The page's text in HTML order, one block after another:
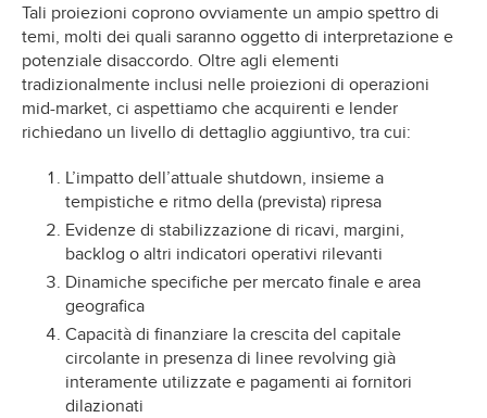
Tali proiezioni coprono ovviamente un ampio spettro di
temi, molti dei quali saranno oggetto di interpretazione e
potenziale disaccordo. Oltre agli elementi
tradizionalmente inclusi nelle proiezioni di operazioni
mid-market, ci aspettiamo che acquirenti e lender
richiedano un livello di dettaglio aggiuntivo, tra cui:
L’impatto dell’attuale shutdown, insieme a
tempistiche e ritmo della (prevista) ripresa
Evidenze di stabilizzazione di ricavi, margini,
backlog o altri indicatori operativi rilevanti
Dinamiche specifiche per mercato finale e area
geografica
Capacità di finanziare la crescita del capitale
circolante in presenza di linee revolving già
interamente utilizzate e pagamenti ai fornitori
dilazionati